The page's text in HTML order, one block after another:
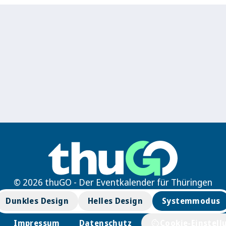
© 2026 thuGO - Der Eventkalender für Thüringen
Dunkles Design Helles Design
Systemmodus
Impressum
Datenschutz